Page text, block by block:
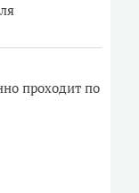
проходит по